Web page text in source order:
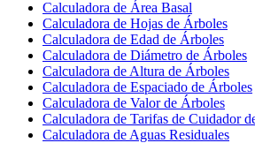
Calculadora de Área Basal
Calculadora de Hojas de Árboles
Calculadora de Edad de Árboles
Calculadora de Diámetro de Árboles
Calculadora de Altura de Árboles
Calculadora de Espaciado de Árboles
Calculadora de Valor de Árboles
Calculadora de Tarifas de Cuidador
Calculadora de Aguas Residuales